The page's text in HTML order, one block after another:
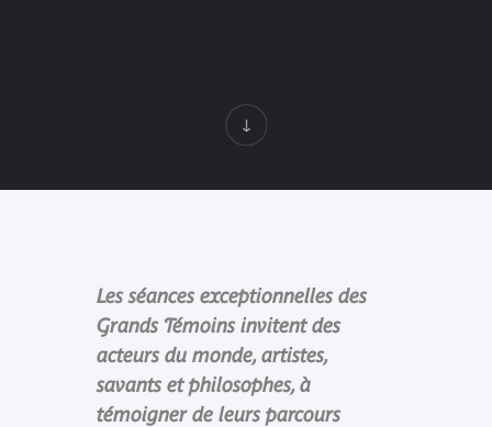
Les séances exceptionnelles des
Grands Témoins invitent des
acteurs du monde, artistes,
savants et philosophes, à
témoigner de leurs parcours